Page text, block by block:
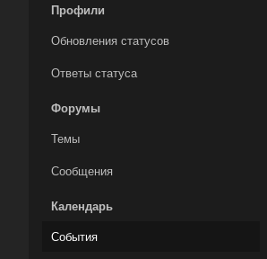
Профили
Обновления статусов
Ответы статуса
Форумы
Темы
Сообщения
Календарь
События